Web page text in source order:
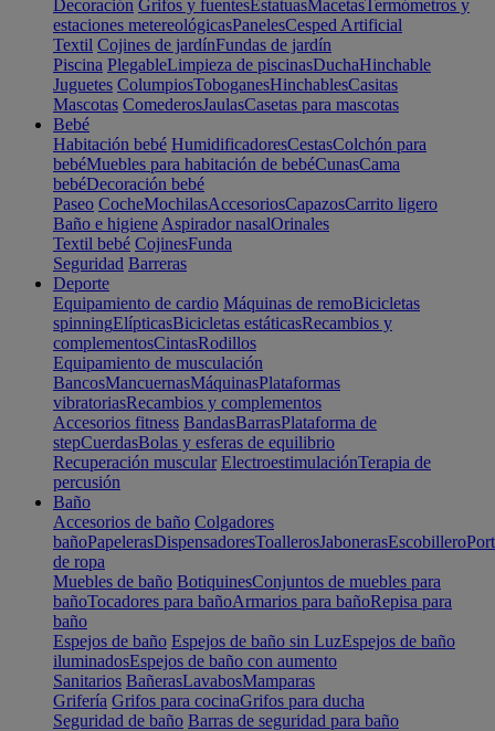
Decoración Grifos y fuentesEstatuasMacetasTermómetros y
estaciones metereológicasPanelesCesped Artificial
Textil Cojines de jardínFundas de jardín
Piscina PlegableLimpieza de piscinasDuchaHinchable
Juguetes ColumpiosToboganesHinchablesCasitas
Mascotas ComederosJaulasCasetas para mascotas
Bebé
Habitación bebé HumidificadoresCestasColchón para
bebéMuebles para habitación de bebéCunasCama
bebéDecoración bebé
Paseo CocheMochilasAccesoriosCapazosCarrito ligero
Baño e higiene Aspirador nasalOrinales
Textil bebé CojinesFunda
Seguridad Barreras
Deporte
Equipamiento de cardio Máquinas de remoBicicletas
spinningElípticasBicicletas estáticasRecambios y
complementosCintasRodillos
Equipamiento de musculación
BancosMancuernasMáquinasPlataformas
vibratoriasRecambios y complementos
Accesorios fitness BandasBarrasPlataforma de
stepCuerdasBolas y esferas de equilibrio
Recuperación muscular ElectroestimulaciónTerapia de
percusión
Baño
Accesorios de baño Colgadores
bañoPapelerasDispensadoresToallerosJabonerasEscobillero
de ropa
Muebles de baño BotiquinesConjuntos de muebles para
bañoTocadores para bañoArmarios para bañoRepisa para
baño
Espejos de baño Espejos de baño sin LuzEspejos de baño
iluminadosEspejos de baño con aumento
Sanitarios BañerasLavabosMamparas
Grifería Grifos para cocinaGrifos para ducha
Seguridad de baño Barras de seguridad para baño